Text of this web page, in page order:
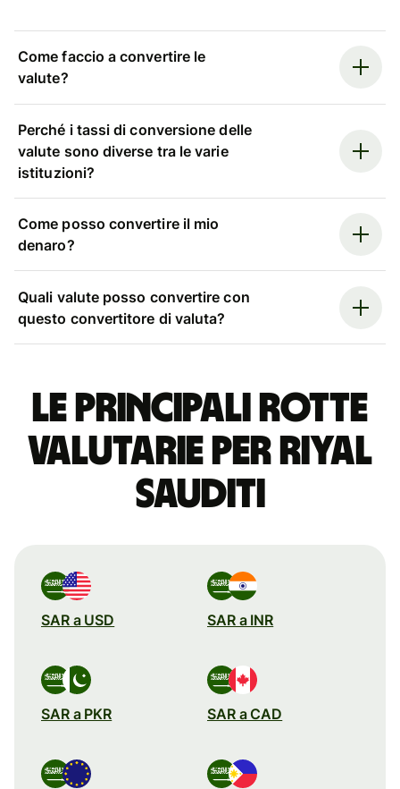
Come faccio a convertire le
valute?
Perché i tassi di conversione delle
valute sono diverse tra le varie
istituzioni?
Come posso convertire il mio
denaro?
Quali valute posso convertire con
questo convertitore di valuta?
Le principali rotte
valutarie per riyal
sauditi
SAR a USD SAR a INR
SAR a PKR SAR a CAD